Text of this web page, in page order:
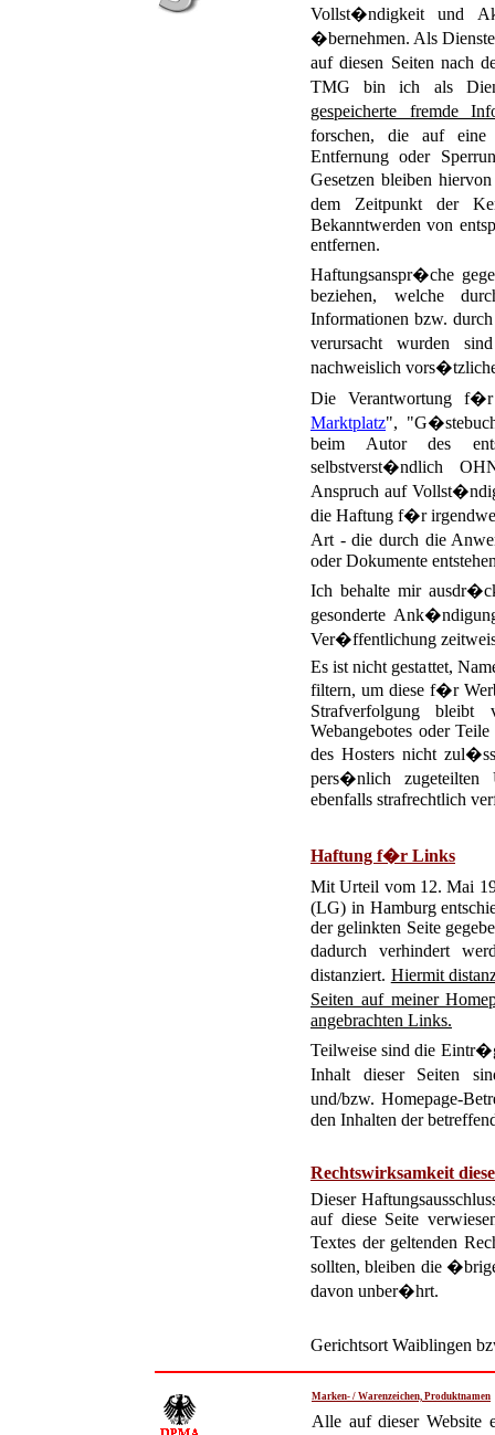
Vollst�ndigkeit und
�bernehmen. Als
auf diesen Seiten nach
TMG bin ich als
gespeicherte fremde
forschen, die auf eine
Entfernung oder
Gesetzen bleiben
dem Zeitpunkt der
Bekanntwerden von
entfernen.
Haftungsanspr�che
beziehen, welche
Informationen bzw.
verursacht wurden
nachweislich
Die Verantwortung
Marktplatz",
beim Autor des
selbstverst�ndlich
Anspruch auf
die Haftung f�r
Art - die durch die
oder Dokumente
Ich behalte mir
gesonderte
Ver�ffentlichung
Es ist nicht gestattet,
filtern, um diese f�r
Strafverfolgung bleibt
Webangebotes oder
des Hosters nicht
pers�nlich zugeteilten
ebenfalls strafrechtlich
Haftung f�r Links
Mit Urteil vom 12. Mai
(LG) in Hamburg
der gelinkten Seite
dadurch verhindert
distanziert. Hiermit
Seiten auf meiner
angebrachten Links.
Teilweise sind die
Inhalt dieser Seiten
und/bzw. Homepage-
den Inhalten der
Rechtswirksamkeit
Dieser
auf diese Seite
Textes der geltenden
sollten, bleiben die
davon unber�hrt.
Gerichtsort Waiblingen
Marken- / Warenzeichen, Produktnamen
Alle auf dieser Website